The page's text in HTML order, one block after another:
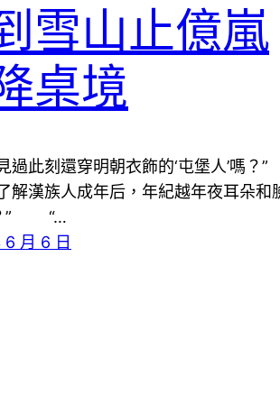
雪山止億嵐
桌境
此刻還穿明朝衣飾的‘屯堡人’嗎？”
漢族人成年后，年紀越年夜耳朵和
” “…
月 6 日